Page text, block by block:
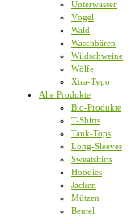
Unterwasser
Vögel
Wald
Waschbären
Wildschweine
Wölfe
Xtra-Typo
Alle Produkte
Bio-Produkte
T-Shirts
Tank-Tops
Long-Sleeves
Sweatshirts
Hoodies
Jacken
Mützen
Beutel